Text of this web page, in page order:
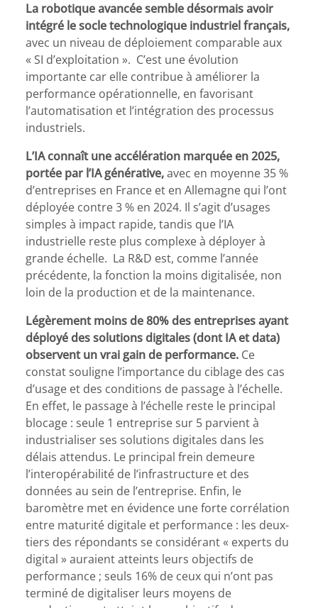
La robotique avancée semble désormais avoir
intégré le socle technologique industriel français,
avec un niveau de déploiement comparable aux
« SI d’exploitation ». C’est une évolution
importante car elle contribue à améliorer la
performance opérationnelle, en favorisant
l’automatisation et l’intégration des processus
industriels.
L’IA connaît une accélération marquée en 2025,
portée par l’IA générative,avec en moyenne 35 %
d’entreprises en France et en Allemagne qui l’ont
déployée contre 3 % en 2024. Il s’agit d’usages
simples à impact rapide, tandis que l’IA
industrielle reste plus complexe à déployer à
grande échelle. La R&D est, comme l’année
précédente, la fonction la moins digitalisée, non
loin de la production et de la maintenance.
Légèrement moins de 80% des entreprises ayant
déployé des solutions digitales (dont IA et data)
observent un vrai gain de performance. Ce
constat souligne l’importance du ciblage des cas
d’usage et des conditions de passage à l’échelle.
En effet, le passage à l’échelle reste le principal
blocage : seule 1 entreprise sur 5 parvient à
industrialiser ses solutions digitales dans les
délais attendus. Le principal frein demeure
l’interopérabilité de l’infrastructure et des
données au sein de l’entreprise. Enfin, le
baromètre met en évidence une forte corrélation
entre maturité digitale et performance : les deux-
tiers des répondants se considérant « experts du
digital » auraient atteints leurs objectifs de
performance ; seuls 16% de ceux qui n’ont pas
terminé de digitaliser leurs moyens de